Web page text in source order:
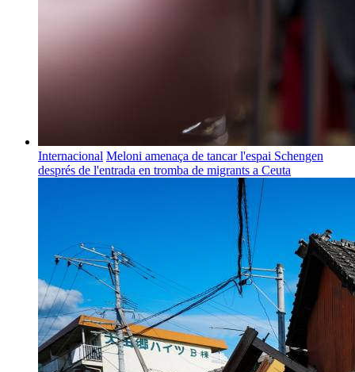
Internacional Meloni amenaça de tancar l'espai Schengen
després de l'entrada en tromba de migrants a Ceuta